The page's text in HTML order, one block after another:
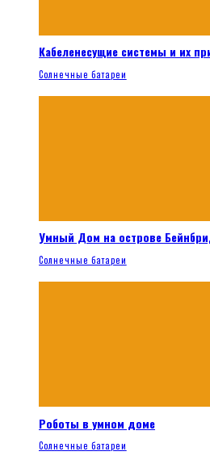
Кабеленесущие системы и их
Солнечные батареи
Умный Дом на острове
Солнечные батареи
Роботы в умном доме
Солнечные батареи